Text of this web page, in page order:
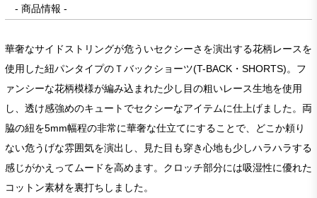
- 商品情報 -
華奢なサイドストリングが危ういセクシーさを演出する花柄レースを
使用した紐パンタイプのＴバックショーツ(T-BACK・SHORTS)。フ
ァンシーな花柄模様が編み込まれた少し目の粗いレース生地を使用
し、透け感強めのキュートでセクシーなアイテムに仕上げました。両
脇の紐を5mm幅程の非常に華奢な仕立てにすることで、どこか頼り
ない危うげな雰囲気を演出し、見た目も穿き心地も少しハラハラする
感じがかえってムードを高めます。クロッチ部分には吸湿性に優れた
コットン素材を裏打ちしました。